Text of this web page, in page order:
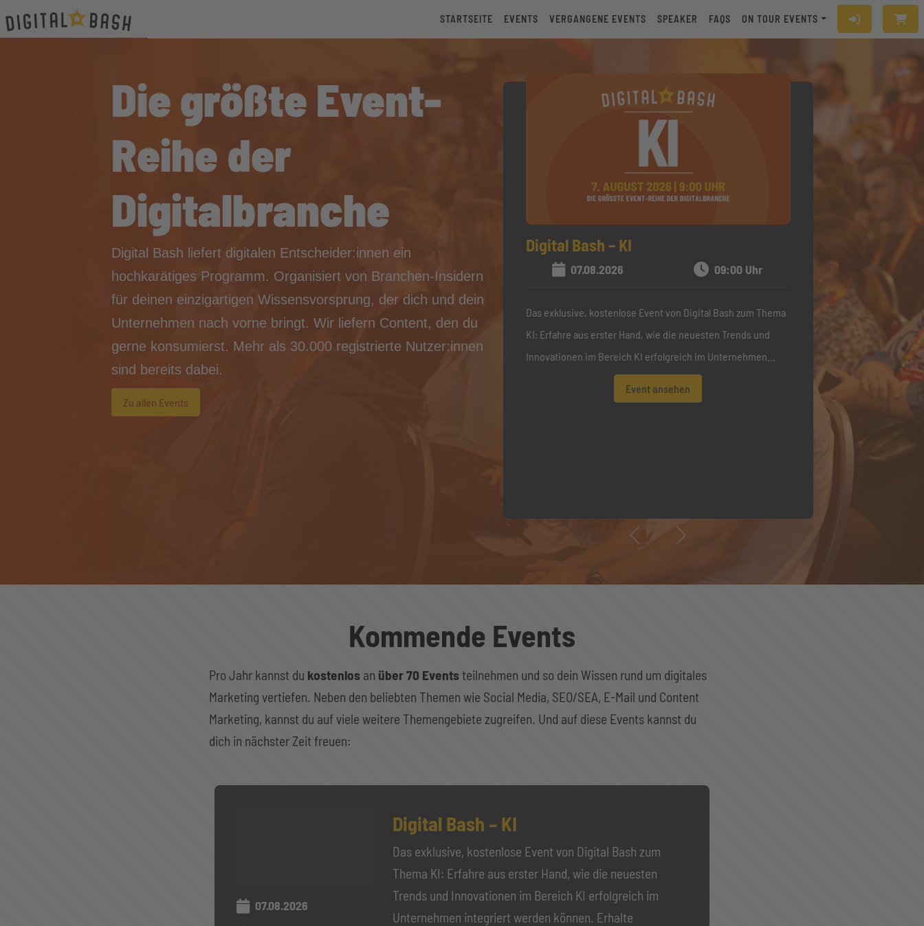
STARTSEITE EVENTS VERGANGENE EVENTS SPEAKER FAQS ON TOUR EVENTS
Die größte Event-
Reihe der
Digitalbranche
Digital Bash liefert digitalen Entscheider:innen ein
hochkarätiges Programm. Organisiert von Branchen-Insidern
für deinen einzigartigen Wissensvorsprung, der dich und dein
Unternehmen nach vorne bringt. Wir liefern Content, den du
gerne konsumierst. Mehr als 30.000 registrierte Nutzer:innen
sind bereits dabei.
Zu allen Events
Digital Bash – KI
07.08.2026 09:00 Uhr
Das exklusive, kostenlose Event von Digital Bash zum Thema
KI: Erfahre aus erster Hand, wie die neuesten Trends und
Innovationen im Bereich KI erfolgreich im Unternehmen
integriert werden können. Erhalte praxisnahe Einblicke und
wertvolle Tipps, um mit KI deine tägliche Arbeit zu
Event ansehen
Previous Next
Kommende Events
Pro Jahr kannst du kostenlos an über 70 Eventsteilnehmen und so dein Wissen rund um digitales
Marketing vertiefen. Neben den beliebten Themen wie Social Media, SEO/SEA, E-Mail und Content
Marketing, kannst du auf viele weitere Themengebiete zugreifen. Und auf diese Events kannst du
dich in nächster Zeit freuen:
07.08.2026
Digital Bash – KI
Das exklusive, kostenlose Event von Digital Bash zum
Thema KI: Erfahre aus erster Hand, wie die neuesten
Trends und Innovationen im Bereich KI erfolgreich im
Unternehmen integriert werden können. Erhalte